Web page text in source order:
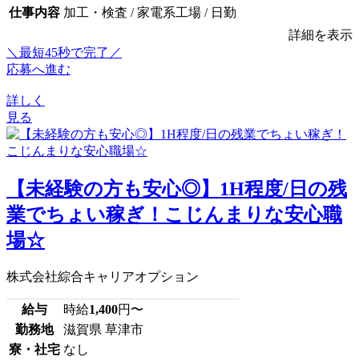
仕事内容 加工・検査 / 家電系工場 / 日勤
詳細を表示
＼最短45秒で完了／
応募へ進む
詳しく
見る
【未経験の方も安心◎】1H程度/日の残
業でちょい稼ぎ！こじんまりな安心職
場☆
株式会社綜合キャリアオプション
給与 時給1,400円〜
勤務地
滋賀県 草津市
寮・社宅 なし